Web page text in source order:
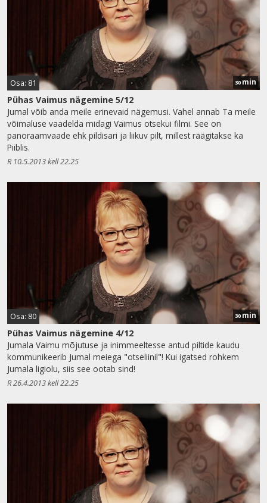
Osa: 81 30 min
Pühas Vaimus nägemine 5/12
Jumal võib anda meile erinevaid nägemusi. Vahel annab Ta meile
võimaluse vaadelda midagi Vaimus otsekui filmi. See on
panoraamvaade ehk pildisari ja liikuv pilt, millest räägitakse ka
Piiblis.
R 10.5.2013 kell 22.25
Osa: 80 30 min
Pühas Vaimus nägemine 4/12
Jumala Vaimu mõjutuse ja inimmeeltesse antud piltide kaudu
kommunikeerib Jumal meiega "otseliinil"! Kui igatsed rohkem
Jumala ligiolu, siis see ootab sind!
R 26.4.2013 kell 22.25